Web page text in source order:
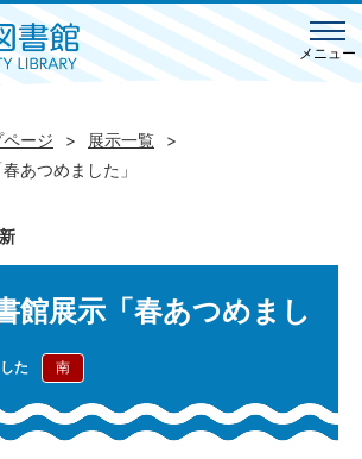
メニュー
ージ
展示一覧
あつめました」
館展示「春あつめまし
た 南